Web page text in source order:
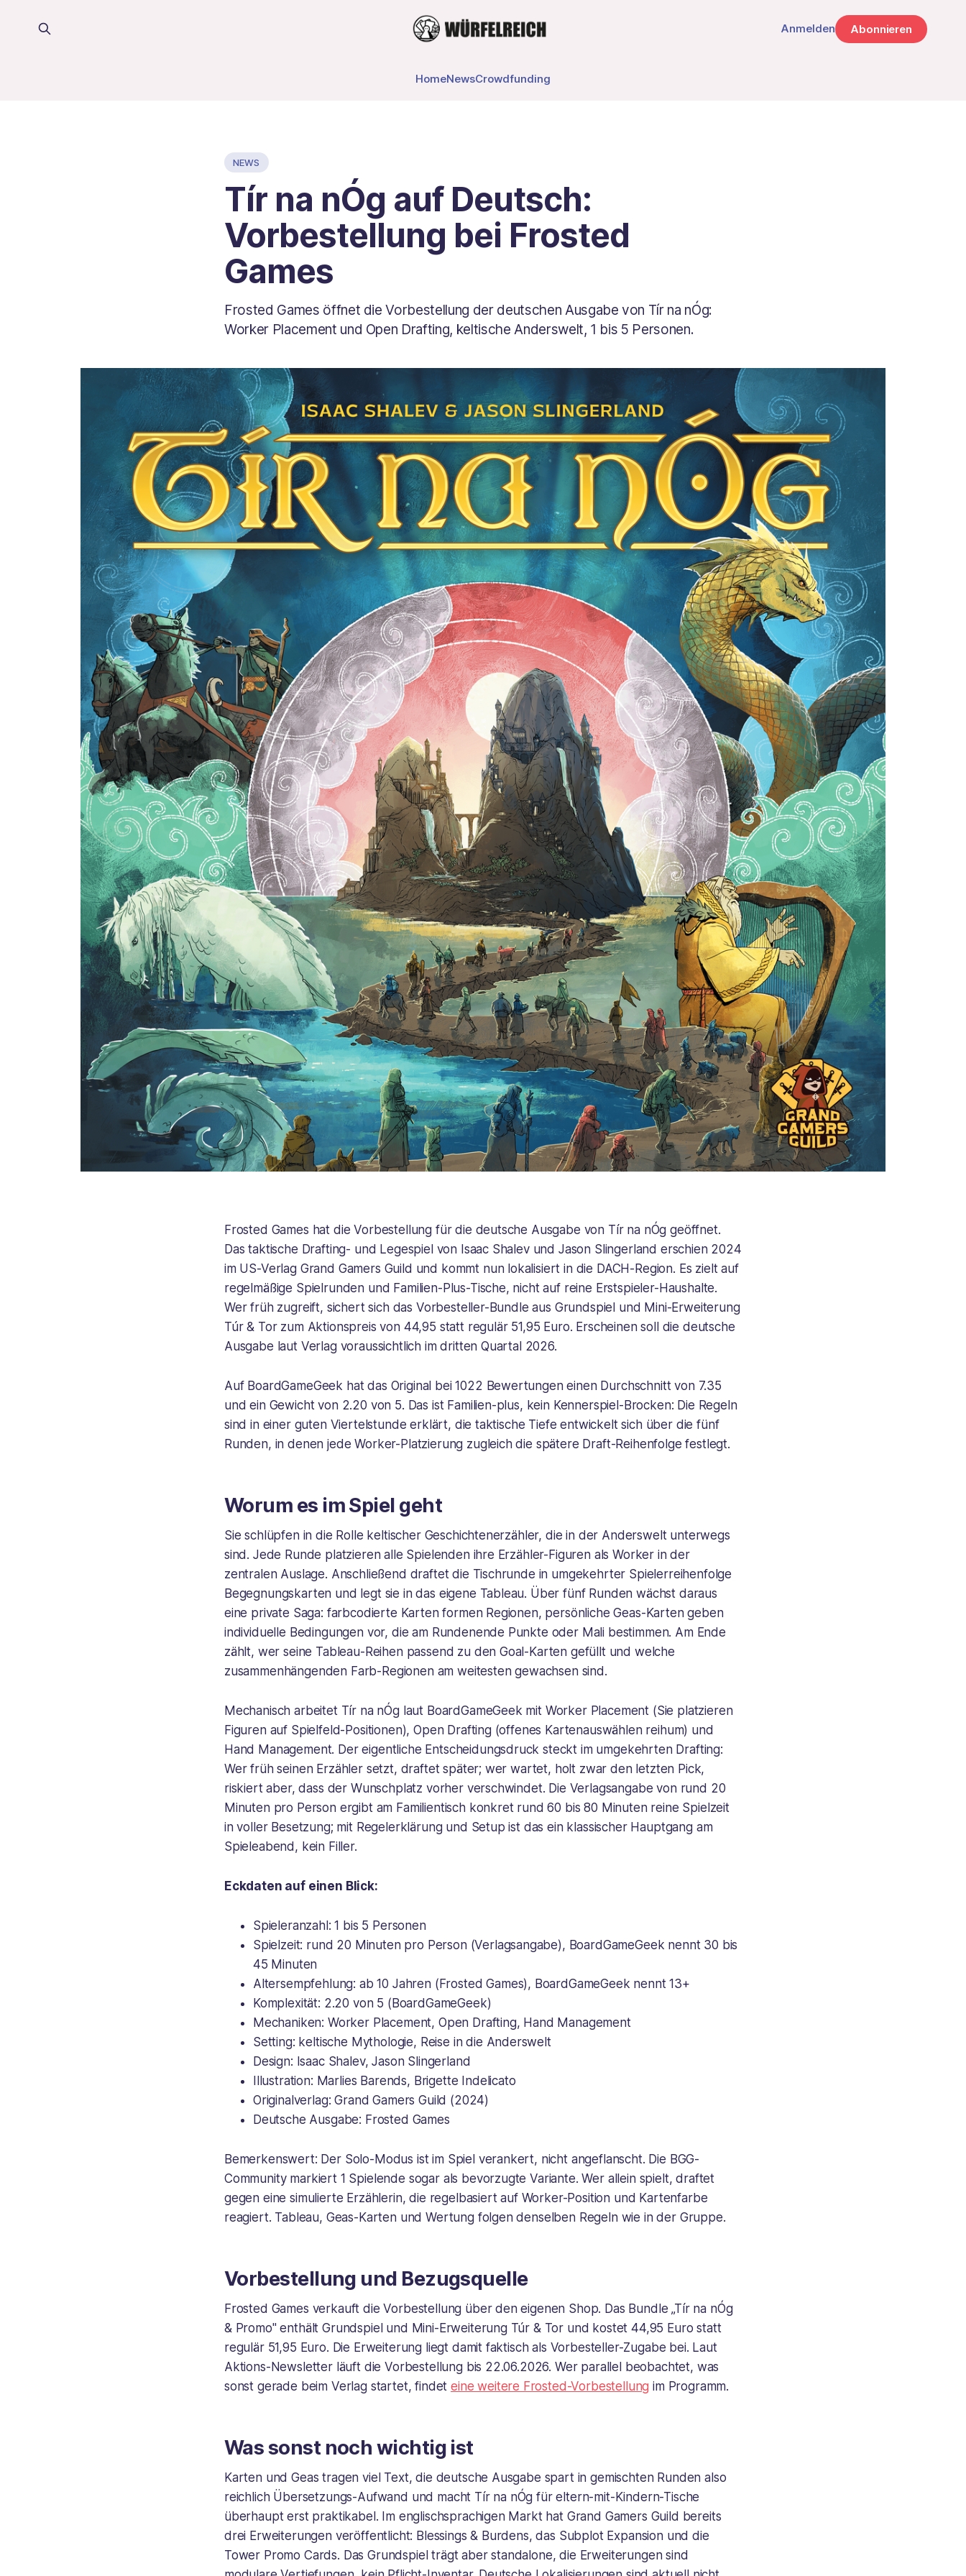
HomeNewsCrowdfunding
Anmelden Abonnieren
NEWS
Tír na nÓg auf Deutsch:
Vorbestellung bei Frosted
Games
Frosted Games öffnet die Vorbestellung der deutschen Ausgabe von Tír na nÓg:
Worker Placement und Open Drafting, keltische Anderswelt, 1 bis 5 Personen.
Frosted Games hat die Vorbestellung für die deutsche Ausgabe von Tír na nÓg geöffnet.
Das taktische Drafting- und Legespiel von Isaac Shalev und Jason Slingerland erschien 2024
im US-Verlag Grand Gamers Guild und kommt nun lokalisiert in die DACH-Region. Es zielt auf
regelmäßige Spielrunden und Familien-Plus-Tische, nicht auf reine Erstspieler-Haushalte.
Wer früh zugreift, sichert sich das Vorbesteller-Bundle aus Grundspiel und Mini-Erweiterung
Túr & Tor zum Aktionspreis von 44,95 statt regulär 51,95 Euro. Erscheinen soll die deutsche
Ausgabe laut Verlag voraussichtlich im dritten Quartal 2026.
Auf BoardGameGeek hat das Original bei 1022 Bewertungen einen Durchschnitt von 7.35
und ein Gewicht von 2.20 von 5. Das ist Familien-plus, kein Kennerspiel-Brocken: Die Regeln
sind in einer guten Viertelstunde erklärt, die taktische Tiefe entwickelt sich über die fünf
Runden, in denen jede Worker-Platzierung zugleich die spätere Draft-Reihenfolge festlegt.
Worum es im Spiel geht
Sie schlüpfen in die Rolle keltischer Geschichtenerzähler, die in der Anderswelt unterwegs
sind. Jede Runde platzieren alle Spielenden ihre Erzähler-Figuren als Worker in der
zentralen Auslage. Anschließend draftet die Tischrunde in umgekehrter Spielerreihenfolge
Begegnungskarten und legt sie in das eigene Tableau. Über fünf Runden wächst daraus
eine private Saga: farbcodierte Karten formen Regionen, persönliche Geas-Karten geben
individuelle Bedingungen vor, die am Rundenende Punkte oder Mali bestimmen. Am Ende
zählt, wer seine Tableau-Reihen passend zu den Goal-Karten gefüllt und welche
zusammenhängenden Farb-Regionen am weitesten gewachsen sind.
Mechanisch arbeitet Tír na nÓg laut BoardGameGeek mit Worker Placement (Sie platzieren
Figuren auf Spielfeld-Positionen), Open Drafting (offenes Kartenauswählen reihum) und
Hand Management. Der eigentliche Entscheidungsdruck steckt im umgekehrten Drafting:
Wer früh seinen Erzähler setzt, draftet später; wer wartet, holt zwar den letzten Pick,
riskiert aber, dass der Wunschplatz vorher verschwindet. Die Verlagsangabe von rund 20
Minuten pro Person ergibt am Familientisch konkret rund 60 bis 80 Minuten reine Spielzeit
in voller Besetzung; mit Regelerklärung und Setup ist das ein klassischer Hauptgang am
Spieleabend, kein Filler.
Eckdaten auf einen Blick:
Spieleranzahl: 1 bis 5 Personen
Spielzeit: rund 20 Minuten pro Person (Verlagsangabe), BoardGameGeek nennt 30 bis
45 Minuten
Altersempfehlung: ab 10 Jahren (Frosted Games), BoardGameGeek nennt 13+
Komplexität: 2.20 von 5 (BoardGameGeek)
Mechaniken: Worker Placement, Open Drafting, Hand Management
Setting: keltische Mythologie, Reise in die Anderswelt
Design: Isaac Shalev, Jason Slingerland
Illustration: Marlies Barends, Brigette Indelicato
Originalverlag: Grand Gamers Guild (2024)
Deutsche Ausgabe: Frosted Games
Bemerkenswert: Der Solo-Modus ist im Spiel verankert, nicht angeflanscht. Die BGG-
Community markiert 1 Spielende sogar als bevorzugte Variante. Wer allein spielt, draftet
gegen eine simulierte Erzählerin, die regelbasiert auf Worker-Position und Kartenfarbe
reagiert. Tableau, Geas-Karten und Wertung folgen denselben Regeln wie in der Gruppe.
Vorbestellung und Bezugsquelle
Frosted Games verkauft die Vorbestellung über den eigenen Shop. Das Bundle „Tír na nÓg
& Promo" enthält Grundspiel und Mini-Erweiterung Túr & Tor und kostet 44,95 Euro statt
regulär 51,95 Euro. Die Erweiterung liegt damit faktisch als Vorbesteller-Zugabe bei. Laut
Aktions-Newsletter läuft die Vorbestellung bis 22.06.2026. Wer parallel beobachtet, was
sonst gerade beim Verlag startet, findeteine weitere Frosted-Vorbestellung im Programm.
Was sonst noch wichtig ist
Karten und Geas tragen viel Text, die deutsche Ausgabe spart in gemischten Runden also
reichlich Übersetzungs-Aufwand und macht Tír na nÓg für eltern-mit-Kindern-Tische
überhaupt erst praktikabel. Im englischsprachigen Markt hat Grand Gamers Guild bereits
drei Erweiterungen veröffentlicht: Blessings & Burdens, das Subplot Expansion und die
Tower Promo Cards. Das Grundspiel trägt aber standalone, die Erweiterungen sind